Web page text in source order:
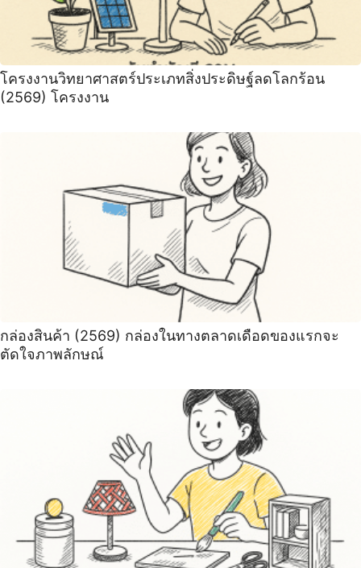
โครงงานวิทยาศาสตร์ประเภทสิ่งประดิษฐ์ลดโลกร้อน
(2569) โครงงาน
กล่องสินค้า (2569) กล่องในทางตลาดเดือดของแรกจะ
ตัดใจภาพลักษณ์